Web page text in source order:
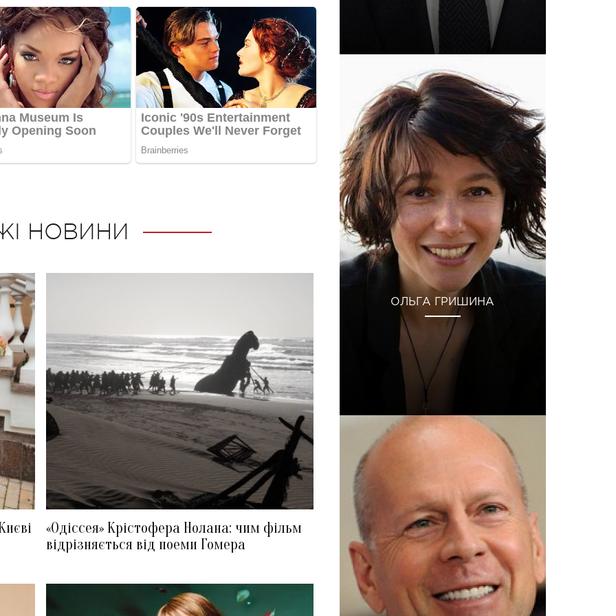
НОВИНИ
«Одіссея» Крістофера Нолана: чим фільм
відрізняється від поеми Гомера
ОЛЬГА ГРИШИНА